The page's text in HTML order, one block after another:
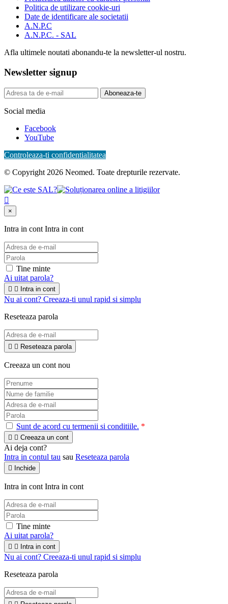
Politica de utilizare cookie-uri
Date de identificare ale societatii
A.N.P.C
A.N.P.C. - SAL
Afla ultimele noutati abonandu-te la newsletter-ul nostru.
Newsletter signup
Aboneaza-te
Social media
Facebook
YouTube
Controleaza-ti confidentialitatea
© Copyright 2026 Neomed. Toate drepturile rezervate.

×
Intra in cont Intra in cont
Tine minte
Ai uitat parola?
  Intra in cont
Nu ai cont? Creeaza-ti unul rapid si simplu
Reseteaza parola
  Reseteaza parola
Creeaza un cont nou
Sunt de acord cu termenii si conditiile. *
  Creeaza un cont
Ai deja cont?
Intra in contul tau sau Reseteaza parola
 Inchide
Intra in cont Intra in cont
Tine minte
Ai uitat parola?
  Intra in cont
Nu ai cont? Creeaza-ti unul rapid si simplu
Reseteaza parola